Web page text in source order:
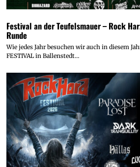
Festival an der Teufelsmauer – Rock
Runde
Wie jedes Jahr besuchen wir auch in diesem
FESTIVAL in Ballenstedt…